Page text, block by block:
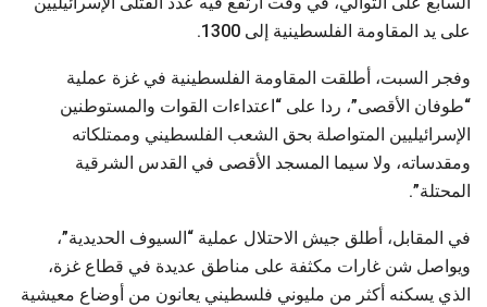
على يد المقاومة الفلسطينية إلى 1300.
وفجر السبت، أطلقت المقاومة الفلسطينية في غزة عملية
“طوفان الأقصى”، ردا على “اعتداءات القوات والمستوطنين
الإسرائيليين المتواصلة بحق الشعب الفلسطيني وممتلكاته
ومقدساته، ولا سيما المسجد الأقصى في القدس الشرقية
المحتلة”.
في المقابل، أطلق جيش الاحتلال عملية “السيوف الحديدية”،
ويواصل شن غارات مكثفة على مناطق عديدة في قطاع غزة،
الذي يسكنه أكثر من مليوني فلسطيني يعانون من أوضاع معيشية